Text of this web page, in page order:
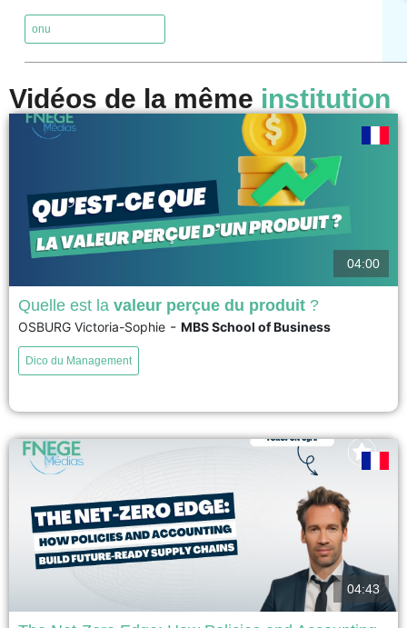
onu
Vidéos de la même institution
La valeur perçue d'un produit décrit l'évaluation globale qu'en font les
consommateurs. Elle prend en compte la mesure dans laquelle le produit
répond à leurs besoins et attentes. La valeur perçue d'un produit peut être
voir
04:00
Quelle est la valeur perçue du produit ?
OSBURG Victoria-Sophie - MBS School of Business
Dico du Management
04:43